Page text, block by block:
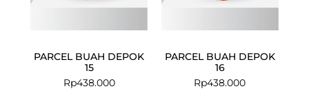
PARCEL BUAH DEPOK
15
Rp438.000
PARCEL BUAH DEPOK
16
Rp438.000